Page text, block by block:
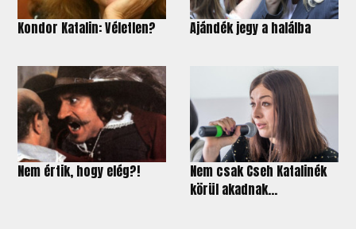
Kondor Katalin: Véletlen? Ajándék jegy a halálba
Nem értik, hogy elég?!
Nem csak Cseh Katalinék
körül akadnak...